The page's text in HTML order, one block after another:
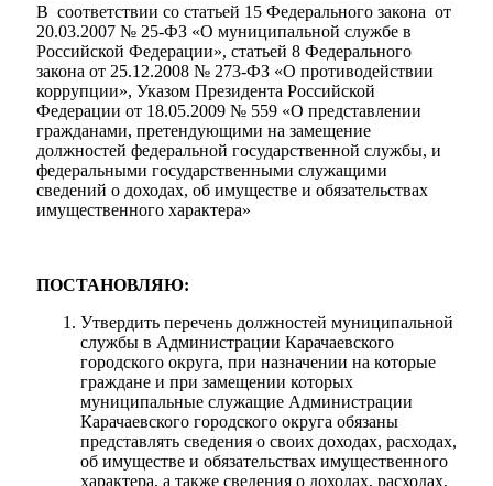
В соответствии со статьей 15 Федерального закона от
20.03.2007 № 25-ФЗ «О муниципальной службе в
Российской Федерации», статьей 8 Федерального
закона от 25.12.2008 № 273-ФЗ «О противодействии
коррупции», Указом Президента Российской
Федерации от 18.05.2009 № 559 «О представлении
гражданами, претендующими на замещение
должностей федеральной государственной службы, и
федеральными государственными служащими
сведений о доходах, об имуществе и обязательствах
имущественного характера»
ПОСТАНОВЛЯЮ:
Утвердить перечень должностей муниципальной
службы в Администрации Карачаевского
городского округа, при назначении на которые
граждане и при замещении которых
муниципальные служащие Администрации
Карачаевского городского округа обязаны
представлять сведения о своих доходах, расходах,
об имуществе и обязательствах имущественного
характера, а также сведения о доходах, расходах,